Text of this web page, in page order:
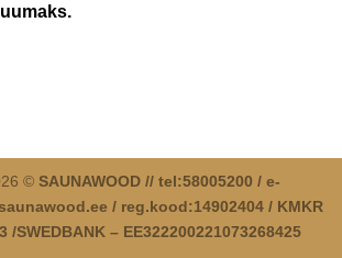
© SAUNAWOOD // tel:58005200 / e-
/ reg.kood:14902404 / KMKR
/SWEDBANK – EE322200221073268425